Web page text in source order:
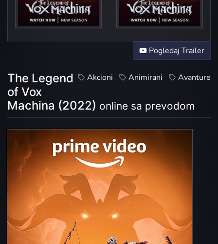
The Terror of Tal'D... Depths of
Pogledaj Trailer
Akcioni Animirani Avanture
The Legend
of Vox
Machina (2022) online sa prevodom